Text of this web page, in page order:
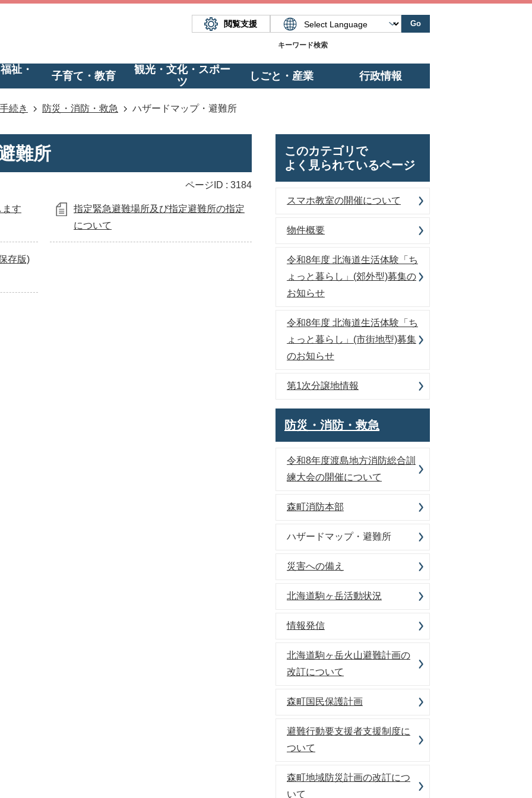
閲覧支援 Go
キーワード検索
祉・
子育て・教育
観光・文化・スポー
ツ
しごと・産業 行政情報
続き 防災・消防・救急 ハザードマップ・避難所
難所
ページID : 3184
す
指定緊急避難場所及び指定避難所の指定
について
存版)
このカテゴリで
よく見られているページ
スマホ教室の開催について
物件概要
令和8年度 北海道生活体験「ち
ょっと暮らし」(郊外型)募集の
お知らせ
令和8年度 北海道生活体験「ち
ょっと暮らし」(市街地型)募集
のお知らせ
第1次分譲地情報
防災・消防・救急
令和8年度渡島地方消防総合訓
練大会の開催について
森町消防本部
ハザードマップ・避難所
災害への備え
北海道駒ヶ岳活動状況
情報発信
北海道駒ヶ岳火山避難計画の
改訂について
森町国民保護計画
避難行動要支援者支援制度に
ついて
森町地域防災計画の改訂につ
いて